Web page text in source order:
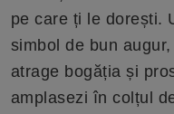
pe care ți le dorești.
simbol de bun
atrage bogăția și
amplasezi în colțul